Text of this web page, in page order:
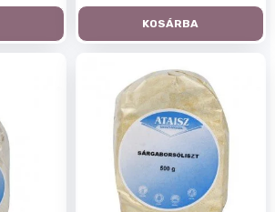
KOSÁRBA